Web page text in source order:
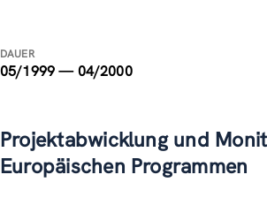
DAUER
05/1999 — 04/2000
Projektabwicklung und
Europäischen Programmen